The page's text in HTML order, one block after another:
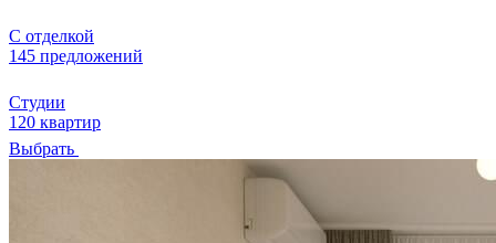
С отделкой
145 предложений
Студии
120 квартир
Выбрать